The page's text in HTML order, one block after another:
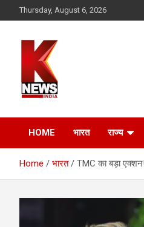
to
Thursday, August 6, 2026
HOME भारत राज्य
Home भारत TMC का बड़ा एक्शन!